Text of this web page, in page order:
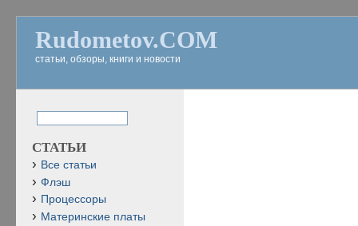
Rudometov.COM
статьи, обзоры, книги и новости
СТАТЬИ
Все статьи
Флэш
Процессоры
Материнские платы